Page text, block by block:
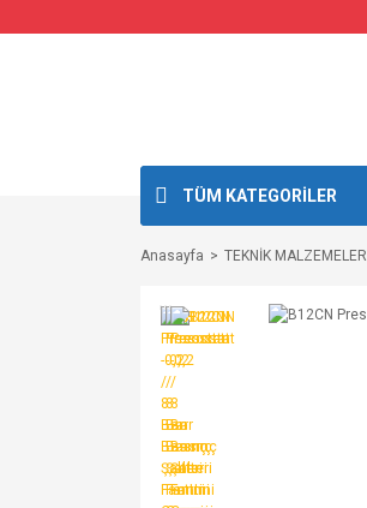
TÜM KATEGORİLER
Anasayfa TEKNİK MALZEMELER